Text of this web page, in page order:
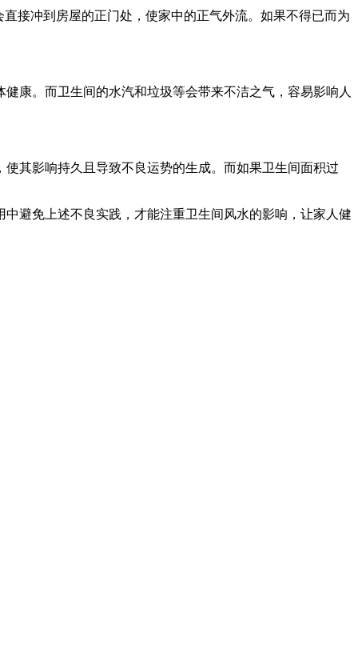
接冲到房屋的正门处，使家中的正气外流。如果不得已而为
康。而卫生间的水汽和垃圾等会带来不洁之气，容易影响人
其影响持久且导致不良运势的生成。而如果卫生间面积过
避免上述不良实践，才能注重卫生间风水的影响，让家人健